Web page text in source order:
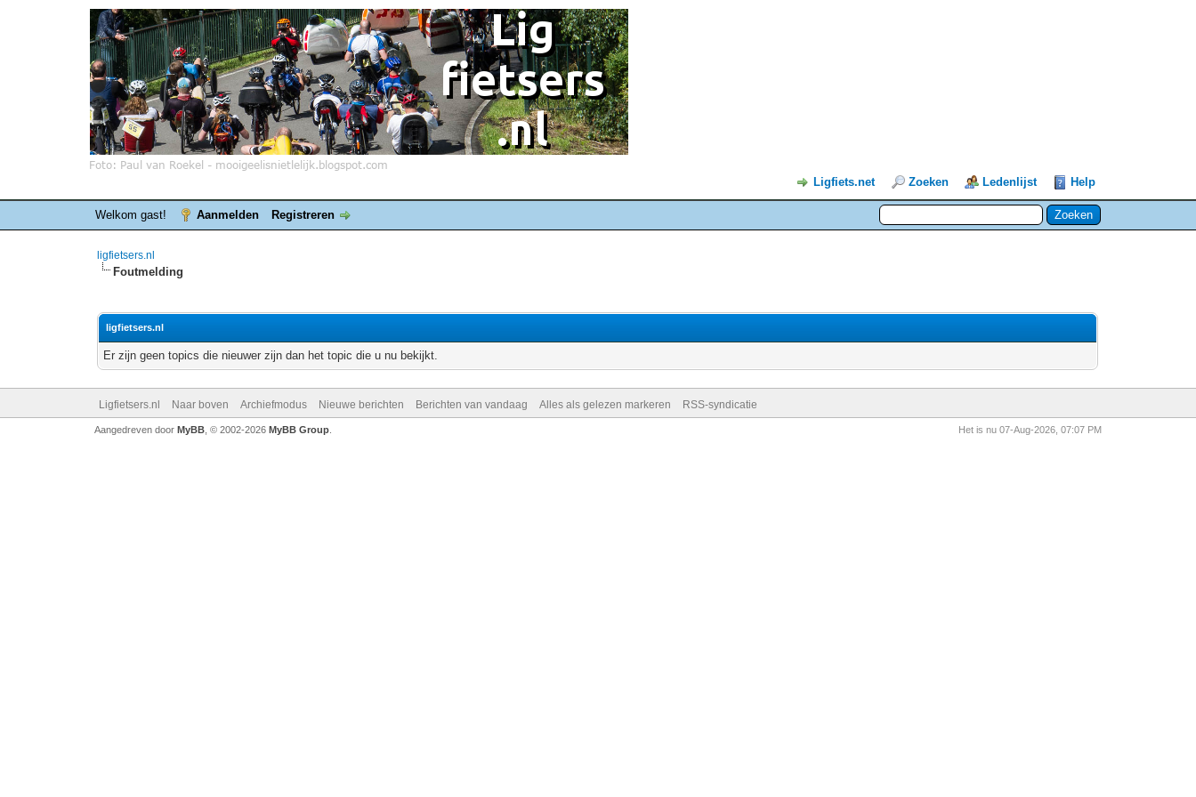
Ligfiets.net Zoeken Ledenlijst Help
Welkom gast! Aanmelden Registreren
ligfietsers.nl
Foutmelding
ligfietsers.nl
Er zijn geen topics die nieuwer zijn dan het topic die u nu bekijkt.
Ligfietsers.nl Naar boven Archiefmodus Nieuwe berichten Berichten van vandaag Alles als gelezen markeren RSS-syndicatie
Het is nu 07-Aug-2026, 07:07 PM
Aangedreven door MyBB, © 2002-2026 MyBB Group.